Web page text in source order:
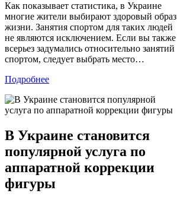
Как показывает статистика, в Украине
многие жители выбирают здоровый образ
жизни. Занятия спортом для таких людей
не являются исключением. Если вы также
всерьез задумались относительно занятий
спортом, следует выбрать место…
Подробнее
В Украине становится
популярной услуга по
аппаратной коррекции
фигуры